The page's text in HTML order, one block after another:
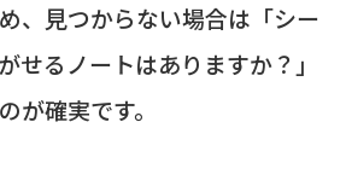
、見つからない場合は「シー
せるノートはありますか？」
が確実です。